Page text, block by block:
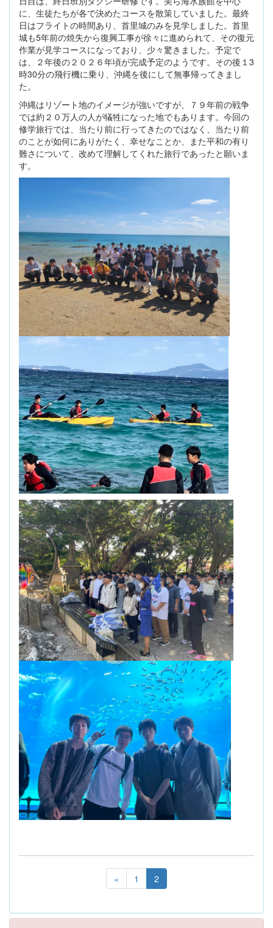
に、生徒たちが各で決めたコースを散策していました。最終
日はフライトの時間あり、首里城のみを見学しました。首里
城も5年前の焼失から復興工事が徐々に進められて、その復元
作業が見学コースになっており、少々驚きました。予定で
は、２年後の２０２６年頃が完成予定のようです。その後１3
時30分の飛行機に乗り、沖縄を後にして無事帰ってきまし
た。
沖縄はリゾート地のイメージが強いですが、７９年前の戦争
では約２０万人の人が犠牲になった地でもあります。今回の
修学旅行では、当たり前に行ってきたのではなく、当たり前
のことが如何にありがたく、幸せなことか、また平和の有り
難さについて、改めて理解してくれた旅行であったと願いま
す。
« 1 2